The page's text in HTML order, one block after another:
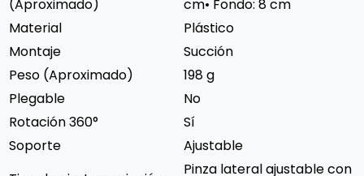
(Aproximado)
cm• Fondo: 8 cm
Material
Plástico
Montaje
Succión
Peso (Aproximado)
198 g
Plegable
No
Rotación 360°
Sí
Soporte
Ajustable
Pinza lateral ajustable con